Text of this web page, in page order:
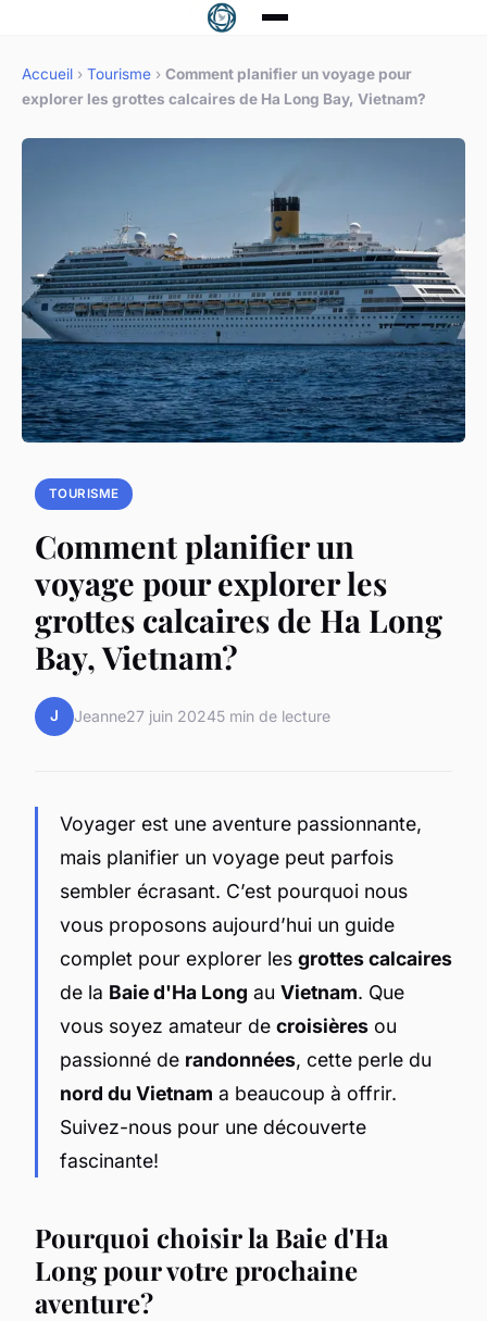
Accueil › Tourisme › Comment planifier un voyage pour
explorer les grottes calcaires de Ha Long Bay, Vietnam?
TOURISME
Comment planifier un
voyage pour explorer les
grottes calcaires de Ha Long
Bay, Vietnam?
J Jeanne27 juin 20245 min de lecture
Voyager est une aventure passionnante,
mais planifier un voyage peut parfois
sembler écrasant. C’est pourquoi nous
vous proposons aujourd’hui un guide
complet pour explorer les grottes calcaires
de la Baie d'Ha Long au Vietnam. Que
vous soyez amateur de croisières ou
passionné de randonnées, cette perle du
nord du Vietnam a beaucoup à offrir.
Suivez-nous pour une découverte
fascinante!
Pourquoi choisir la Baie d'Ha
Long pour votre prochaine
aventure?